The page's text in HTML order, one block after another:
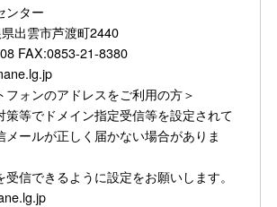
ンター
出雲市芦渡町2440
FAX:0853-21-8380
フォンのアドレスをご利用の方＞
等でドメイン指定受信等を設定されて
メールが正しく届かない場合がありま
信できるように設定をお願いします。